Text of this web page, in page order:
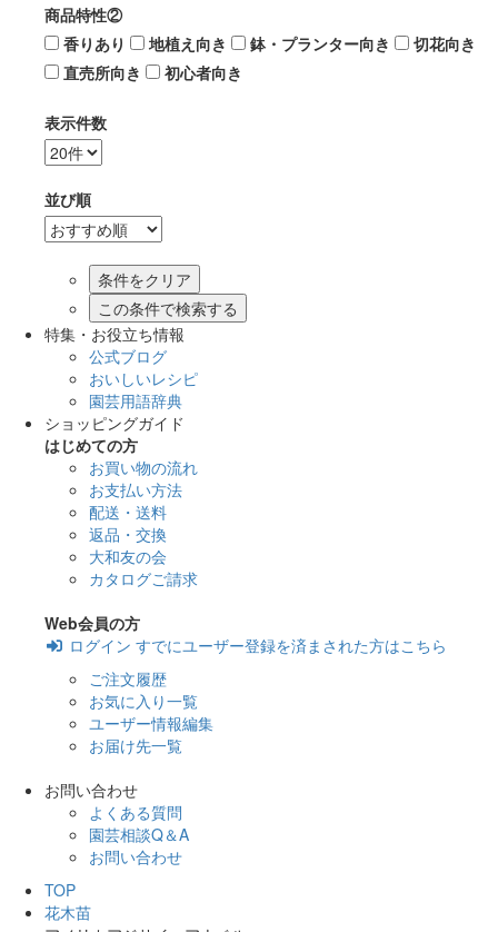
商品特性②
香りあり
地植え向き 鉢・プランター向き
切花向き
直売所向き
初心者向き
表示件数
並び順
この条件で検索する
特集・お役立ち情報
公式ブログ
おいしいレシピ
園芸用語辞典
ショッピングガイド
はじめての方
お買い物の流れ
お支払い方法
配送・送料
返品・交換
大和友の会
カタログご請求
Web会員の方
ログイン すでにユーザー登録を済まされた方はこちら
ご注文履歴
お気に入り一覧
ユーザー情報編集
お届け先一覧
お問い合わせ
よくある質問
園芸相談Q＆A
お問い合わせ
TOP
花木苗